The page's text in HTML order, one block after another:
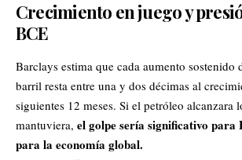
Crecimiento en juego y
BCE
Barclays estima que cada aumento sostenido
barril resta entre una y dos décimas al
siguientes 12 meses. Si el petróleo alcanzara
mantuviera, el golpe sería significativo para
para la economía global.